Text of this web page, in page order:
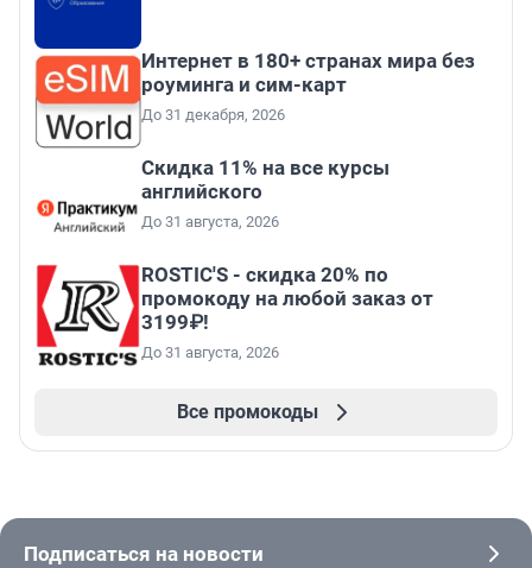
Интернет в 180+ странах мира без
роуминга и сим-карт
До 31 декабря, 2026
Скидка 11% на все курсы
английского
До 31 августа, 2026
ROSTIC'S - скидка 20% по
промокоду на любой заказ от
3199₽!
До 31 августа, 2026
Все промокоды
Подписаться на новости